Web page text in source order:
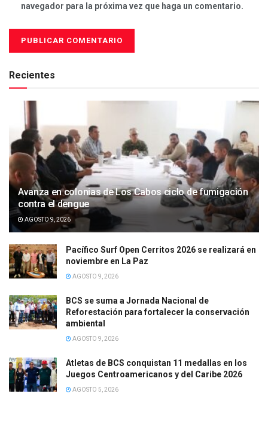
navegador para la próxima vez que haga un comentario.
Recientes
Avanza en colonias de Los Cabos ciclo de fumigación
contra el dengue
AGOSTO 9, 2026
Pacífico Surf Open Cerritos 2026 se realizará en
noviembre en La Paz
AGOSTO 9, 2026
BCS se suma a Jornada Nacional de
Reforestación para fortalecer la conservación
ambiental
AGOSTO 9, 2026
Atletas de BCS conquistan 11 medallas en los
Juegos Centroamericanos y del Caribe 2026
AGOSTO 5, 2026